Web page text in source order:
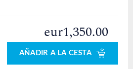
eur1,350.00
AÑADIR A LA CESTA